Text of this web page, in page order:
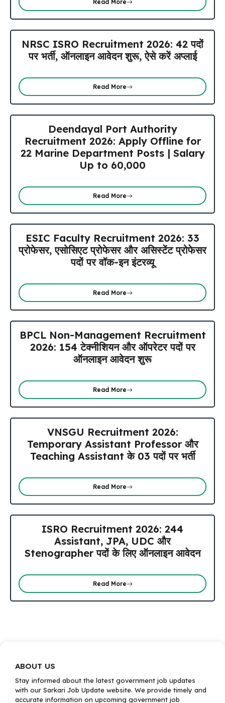
Read More
NRSC ISRO Recruitment 2026: 42 पदों
पर भर्ती, ऑनलाइन आवेदन शुरू, ऐसे करें अप्लाई
Read More
Deendayal Port Authority
Recruitment 2026: Apply Offline for
22 Marine Department Posts | Salary
Up to ₹60,000
Read More
ESIC Faculty Recruitment 2026: 33
प्रोफेसर, एसोसिएट प्रोफेसर और असिस्टेंट प्रोफेसर
पदों पर वॉक-इन इंटरव्यू
Read More
BPCL Non-Management Recruitment
2026: 154 टेक्नीशियन और ऑपरेटर पदों पर
ऑनलाइन आवेदन शुरू
Read More
VNSGU Recruitment 2026:
Temporary Assistant Professor और
Teaching Assistant के 03 पदों पर भर्ती
Read More
ISRO Recruitment 2026: 244
Assistant, JPA, UDC और
Stenographer पदों के लिए ऑनलाइन आवेदन
Read More
ABOUT US
Stay informed about the latest government job updates
with our Sarkari Job Update website. We provide timely and
accurate information on upcoming government job